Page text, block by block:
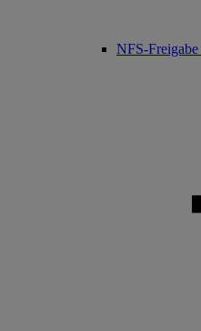
NFS-Freigabe